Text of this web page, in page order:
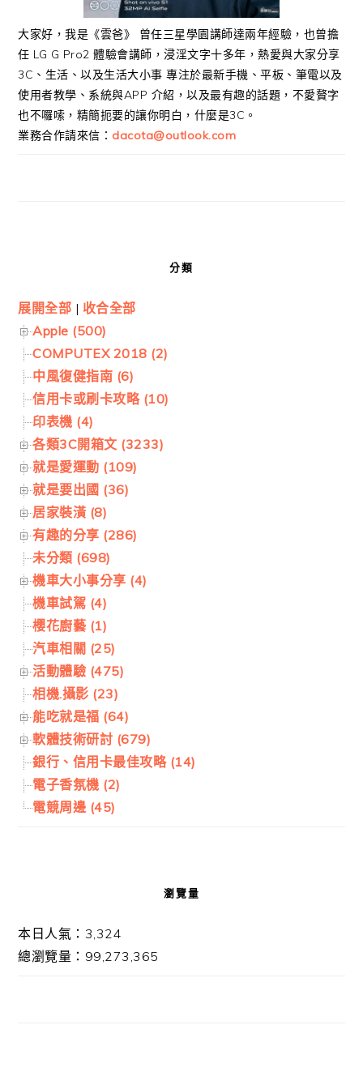
大家好，我是《雲爸》 曾任三星學園講師達兩年經驗，也曾擔
任 LG G Pro2 體驗會講師，浸淫文字十多年，熱愛與大家分享
3C、生活、以及生活大小事 專注於最新手機、平板、筆電以及
使用者教學、系統與APP 介紹，以及最有趣的話題，不愛贅字
也不囉嗦，精簡扼要的讓你明白，什麼是3C。
業務合作請來信： dacota@outlook.com
分類
展開全部 | 收合全部
Apple (500)
COMPUTEX 2018 (2)
中風復健指南 (6)
信用卡或刷卡攻略 (10)
印表機 (4)
各類3C開箱文 (3233)
就是愛運動 (109)
就是要出國 (36)
居家裝潢 (8)
有趣的分享 (286)
未分類 (698)
機車大小事分享 (4)
機車試駕 (4)
櫻花廚藝 (1)
汽車相關 (25)
活動體驗 (475)
相機.攝影 (23)
能吃就是福 (64)
軟體技術研討 (679)
銀行、信用卡最佳攻略 (14)
電子香氛機 (2)
電競周邊 (45)
瀏覽量
本日人氣：3,324
總瀏覽量：99,273,365